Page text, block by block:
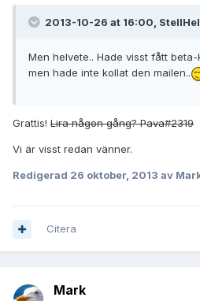
2013-10-26 at 16:00,
Men helvete.. Hade visst fått
men hade inte kollat den mailen..
Grattis! Lira någon gång? Pava#2319
Vi är visst redan vänner.
Redigerad 26 oktober, 2013 av
Citera
Mark